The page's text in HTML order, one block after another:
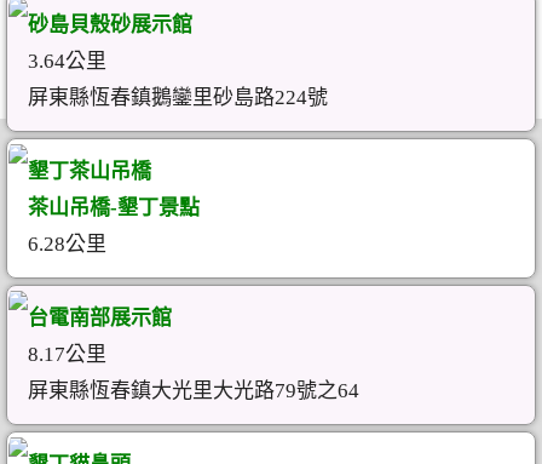
砂島貝殼砂展示館
3.64公里
屏東縣恆春鎮鵝鑾里砂島路224號
墾丁茶山吊橋
茶山吊橋-墾丁景點
6.28公里
台電南部展示館
8.17公里
屏東縣恆春鎮大光里大光路79號之64